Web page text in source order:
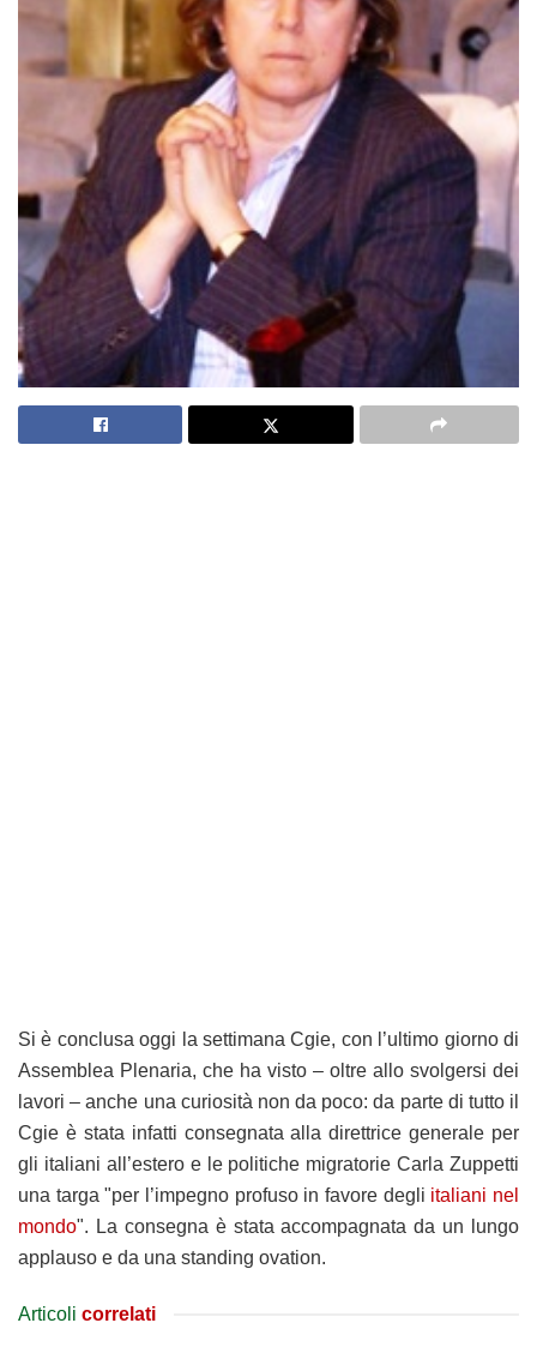
Si è conclusa oggi la settimana Cgie, con l’ultimo giorno di
Assemblea Plenaria, che ha visto – oltre allo svolgersi dei
lavori – anche una curiosità non da poco: da parte di tutto il
Cgie è stata infatti consegnata alla direttrice generale per
gli italiani all’estero e le politiche migratorie Carla Zuppetti
una targa "per l’impegno profuso in favore degli italiani nel
mondo". La consegna è stata accompagnata da un lungo
applauso e da una standing ovation.
Articoli correlati